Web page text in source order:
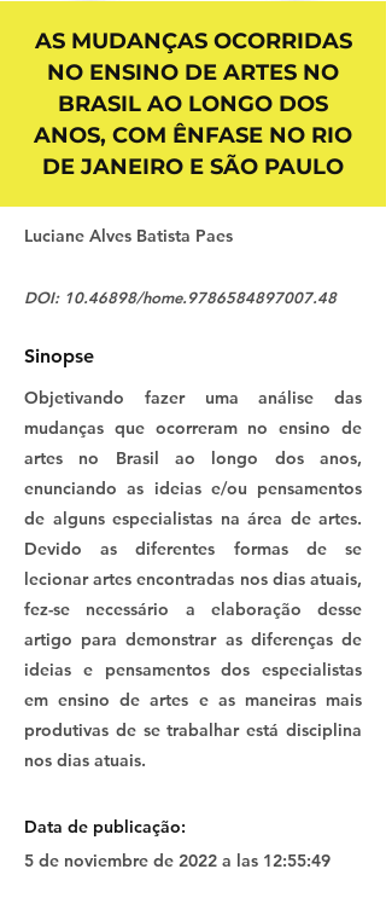
AS MUDANÇAS OCORRIDAS
NO ENSINO DE ARTES NO
BRASIL AO LONGO DOS
ANOS, COM ÊNFASE NO RIO
DE JANEIRO E SÃO PAULO
Luciane Alves Batista Paes
DOI: 10.46898/home.9786584897007.48
Sinopse
Objetivando fazer uma análise das
mudanças que ocorreram no ensino de
artes no Brasil ao longo dos anos,
enunciando as ideias e/ou pensamentos
de alguns especialistas na área de artes.
Devido as diferentes formas de se
lecionar artes encontradas nos dias atuais,
fez-se necessário a elaboração desse
artigo para demonstrar as diferenças de
ideias e pensamentos dos especialistas
em ensino de artes e as maneiras mais
produtivas de se trabalhar está disciplina
nos dias atuais.
Data de publicação:
5 de noviembre de 2022 a las 12:55:49